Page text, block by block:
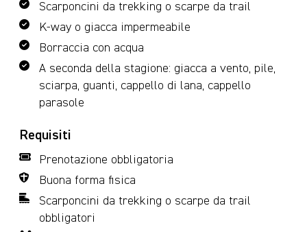
Scarponcini da trekking o scarpe da trail
K-way o giacca impermeabile
Borraccia con acqua
A seconda della stagione: giacca a vento, pile,
sciarpa, guanti, cappello di lana, cappello
parasole
Requisiti
Prenotazione obbligatoria
Buona forma fisica
Scarponcini da trekking o scarpe da trail
obbligatori